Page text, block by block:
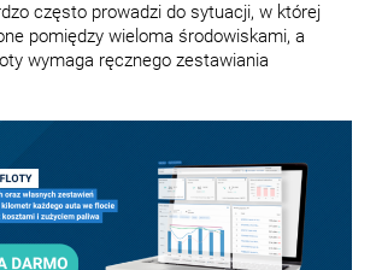
często prowadzi do sytuacji, w której
pomiędzy wieloma środowiskami, a
wymaga ręcznego zestawiania